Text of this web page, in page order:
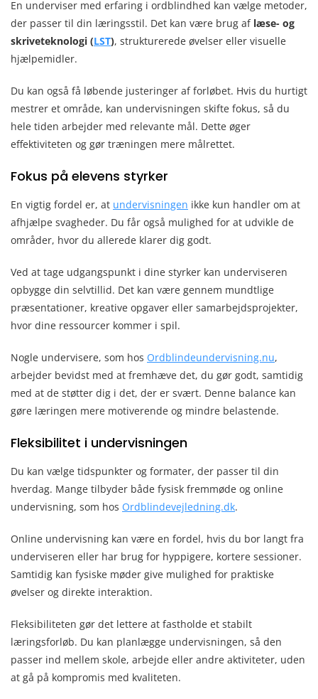
En underviser med erfaring i ordblindhed kan vælge metoder,
der passer til din læringsstil. Det kan være brug af læse- og
skriveteknologi (LST), strukturerede øvelser eller visuelle
hjælpemidler.
Du kan også få løbende justeringer af forløbet. Hvis du hurtigt
mestrer et område, kan undervisningen skifte fokus, så du
hele tiden arbejder med relevante mål. Dette øger
effektiviteten og gør træningen mere målrettet.
Fokus på elevens styrker
En vigtig fordel er, at undervisningen ikke kun handler om at
afhjælpe svagheder. Du får også mulighed for at udvikle de
områder, hvor du allerede klarer dig godt.
Ved at tage udgangspunkt i dine styrker kan underviseren
opbygge din selvtillid. Det kan være gennem mundtlige
præsentationer, kreative opgaver eller samarbejdsprojekter,
hvor dine ressourcer kommer i spil.
Nogle undervisere, som hos Ordblindeundervisning.nu,
arbejder bevidst med at fremhæve det, du gør godt, samtidig
med at de støtter dig i det, der er svært. Denne balance kan
gøre læringen mere motiverende og mindre belastende.
Fleksibilitet i undervisningen
Du kan vælge tidspunkter og formater, der passer til din
hverdag. Mange tilbyder både fysisk fremmøde og online
undervisning, som hos Ordblindevejledning.dk.
Online undervisning kan være en fordel, hvis du bor langt fra
underviseren eller har brug for hyppigere, kortere sessioner.
Samtidig kan fysiske møder give mulighed for praktiske
øvelser og direkte interaktion.
Fleksibiliteten gør det lettere at fastholde et stabilt
læringsforløb. Du kan planlægge undervisningen, så den
passer ind mellem skole, arbejde eller andre aktiviteter, uden
at gå på kompromis med kvaliteten.